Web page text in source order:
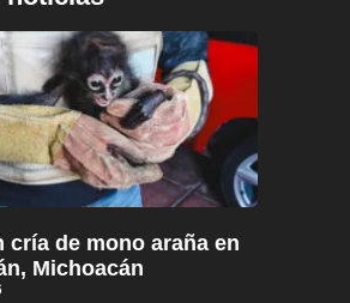
cría de mono araña en
Michoacán